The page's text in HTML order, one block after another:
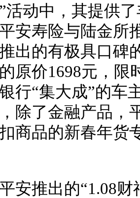
活动中，其提供
安寿险与陆金所
出的有极具口碑
原价1698元，限
行“集大成”的
除了金融产品，
商品的新春年货
安推出的“1.08